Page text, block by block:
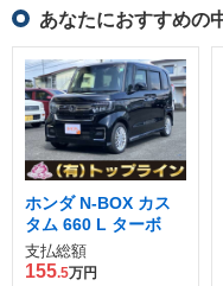
あなたにおすすめの
ホンダ N-BOX カス
タム 660 L ターボ
支払総額
155.5万円